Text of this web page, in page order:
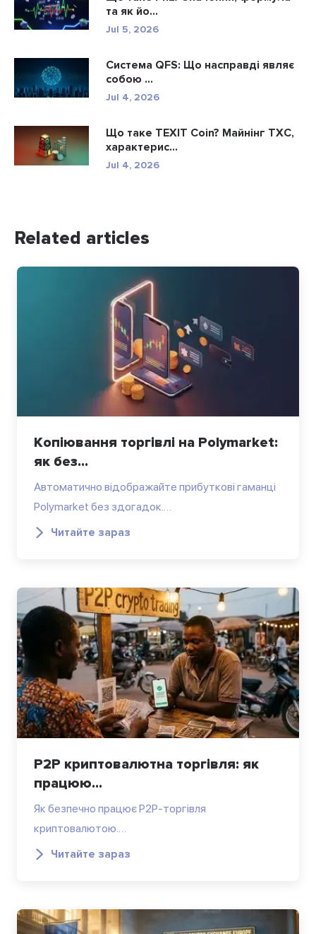
та як йо...
Jul 5, 2026
Система QFS: Що насправді являє
собою ...
Jul 4, 2026
Що таке TEXIT Coin? Майнінг TXC,
характерис...
Jul 4, 2026
Related articles
Копіювання торгівлі на Polymarket:
як без...
Автоматично відображайте прибуткові гаманці
Polymarket без здогадок.…
Читайте зараз
P2P криптовалютна торгівля: як
працюю...
Як безпечно працює P2P-торгівля
криптовалютою.…
Читайте зараз